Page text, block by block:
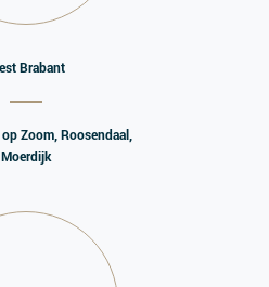
Brabant
Zoom, Roosendaal,
Moerdijk